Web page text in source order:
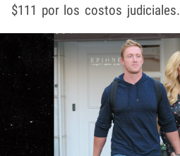
$111 por los costos judiciales.